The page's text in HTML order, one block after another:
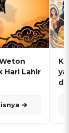
Hari Lahir
➔